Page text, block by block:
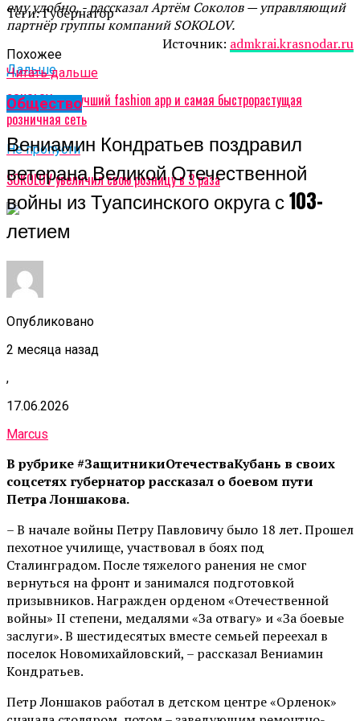
ему удобно, - рассказал Артём Соколов — управляющий
партнёр группы компаний SOKOLOV.
Похожее
Дальше
SOKOLOV — лучший fashion app и самая быстрорастущая
розничная сеть
Не пропусти
SOKOLOV увеличил свою розницу в 3 раза
Теги: Губернатор
Источник: admkrai.krasnodar.ru
Читать дальше
Общество
Вениамин Кондратьев поздравил
ветерана Великой Отечественной
войны из Туапсинского округа с 103-
летием
Опубликовано
2 месяца назад
,
17.06.2026
Marcus
В рубрике #ЗащитникиОтечестваКубань в своих
соцсетях губернатор рассказал о боевом пути
Петра Лоншакова.
– В начале войны Петру Павловичу было 18 лет. Прошел
пехотное училище, участвовал в боях под
Сталинградом. После тяжелого ранения не смог
вернуться на фронт и занимался подготовкой
призывников. Награжден орденом «Отечественной
войны» II степени, медалями «За отвагу» и «За боевые
заслуги». В шестидесятых вместе семьей переехал в
поселок Новомихайловский, – рассказал Вениамин
Кондратьев.
Петр Лоншаков работал в детском центре «Орленок»